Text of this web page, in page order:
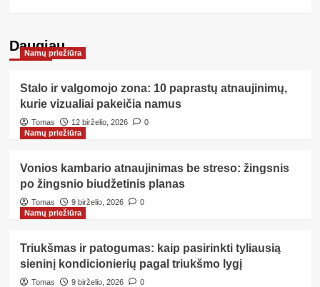
Daugiau
Namų priežiūra
Stalo ir valgomojo zona: 10 paprastų atnaujinimų,
kurie vizualiai pakeičia namus
Tomas 12 birželio, 2026
0
Namų priežiūra
Vonios kambario atnaujinimas be streso: žingsnis
po žingsnio biudžetinis planas
Tomas 9 birželio, 2026
0
Namų priežiūra
Triukšmas ir patogumas: kaip pasirinkti tyliausią
sieninį kondicionierių pagal triukšmo lygį
Tomas 9 birželio, 2026 0